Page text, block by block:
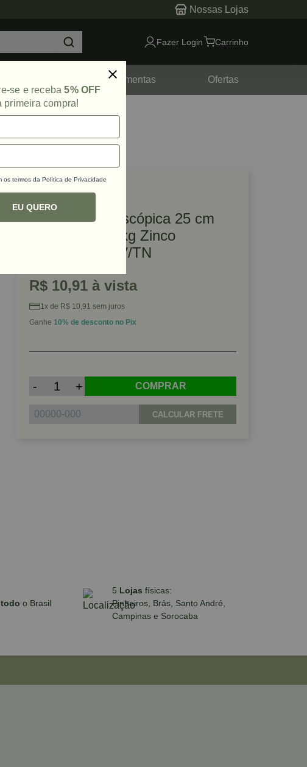
Nossas Lojas
Fazer Login Carrinho
Ferramentas Ofertas
Ref: 59732
Corrediça Telescópica 25 cm
Larga H42 30 kg Zinco
Acetinado FGV/TN
R$ 10,91 à vista
1x de R$ 10,91 sem juros
Ganhe 10% de desconto no Pix
- + COMPRAR
CALCULAR FRETE
todo o Brasil
5 Lojas físicas:
Pinheiros, Brás, Santo André,
Campinas e Sorocaba
se e receba5% OFF
primeira compra!
os termos da Política de Privacidade
EU QUERO